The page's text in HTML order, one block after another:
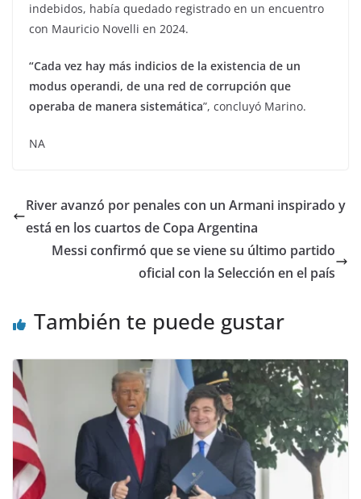
indebidos, había quedado registrado en un encuentro
con Mauricio Novelli en 2024.
“Cada vez hay más indicios de la existencia de un
modus operandi, de una red de corrupción que
operaba de manera sistemática”, concluyó Marino.
NA
River avanzó por penales con un Armani inspirado y
está en los cuartos de Copa Argentina
Messi confirmó que se viene su último partido
oficial con la Selección en el país
También te puede gustar